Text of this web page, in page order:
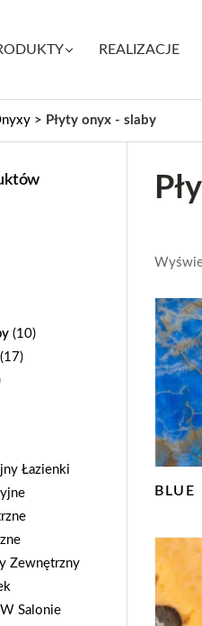
REALIZACJE
> Płyty onyx - slaby
(10)
(17)
Łazienki
Zewnętrzny
Salonie
BLUE